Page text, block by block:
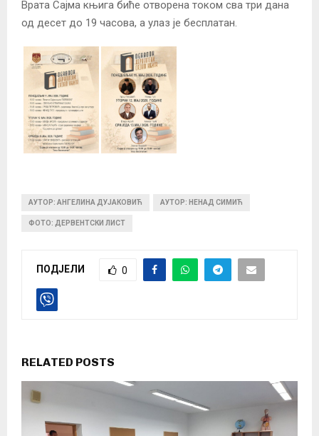
Врата Сајма књига биће отворена током сва три дана
од десет до 19 часова, а улаз је бесплатан.
АУТОР: АНГЕЛИНА ДУЈАКОВИЋ АУТОР: НЕНАД СИМИЋ
ФОТО: ДЕРВЕНТСКИ ЛИСТ
ПОДЈЕЛИ 0
RELATED POSTS